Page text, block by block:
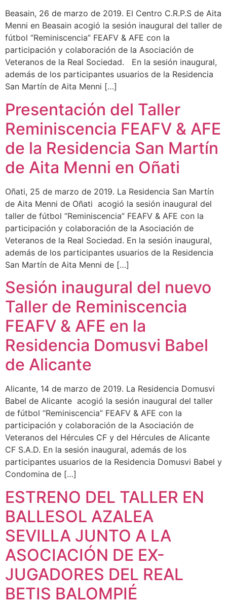
Beasain, 26 de marzo de 2019. El Centro C.R.P.S de Aita
Menni en Beasain acogió la sesión inaugural del taller de
fútbol “Reminiscencia” FEAFV & AFE con la
participación y colaboración de la Asociación de
Veteranos de la Real Sociedad. En la sesión inaugural,
además de los participantes usuarios de la Residencia
San Martín de Aita Menni […]
Presentación del Taller
Reminiscencia FEAFV & AFE
de la Residencia San Martín
de Aita Menni en Oñati
Oñati, 25 de marzo de 2019. La Residencia San Martín
de Aita Menni de Oñati acogió la sesión inaugural del
taller de fútbol “Reminiscencia” FEAFV & AFE con la
participación y colaboración de la Asociación de
Veteranos de la Real Sociedad. En la sesión inaugural,
además de los participantes usuarios de la Residencia
San Martín de Aita Menni de […]
Sesión inaugural del nuevo
Taller de Reminiscencia
FEAFV & AFE en la
Residencia Domusvi Babel
de Alicante
Alicante, 14 de marzo de 2019. La Residencia Domusvi
Babel de Alicante acogió la sesión inaugural del taller
de fútbol “Reminiscencia” FEAFV & AFE con la
participación y colaboración de la Asociación de
Veteranos del Hércules CF y del Hércules de Alicante
CF S.A.D. En la sesión inaugural, además de los
participantes usuarios de la Residencia Domusvi Babel y
Condomina de […]
ESTRENO DEL TALLER EN
BALLESOL AZALEA
SEVILLA JUNTO A LA
ASOCIACIÓN DE EX-
JUGADORES DEL REAL
BETIS BALOMPIÉ